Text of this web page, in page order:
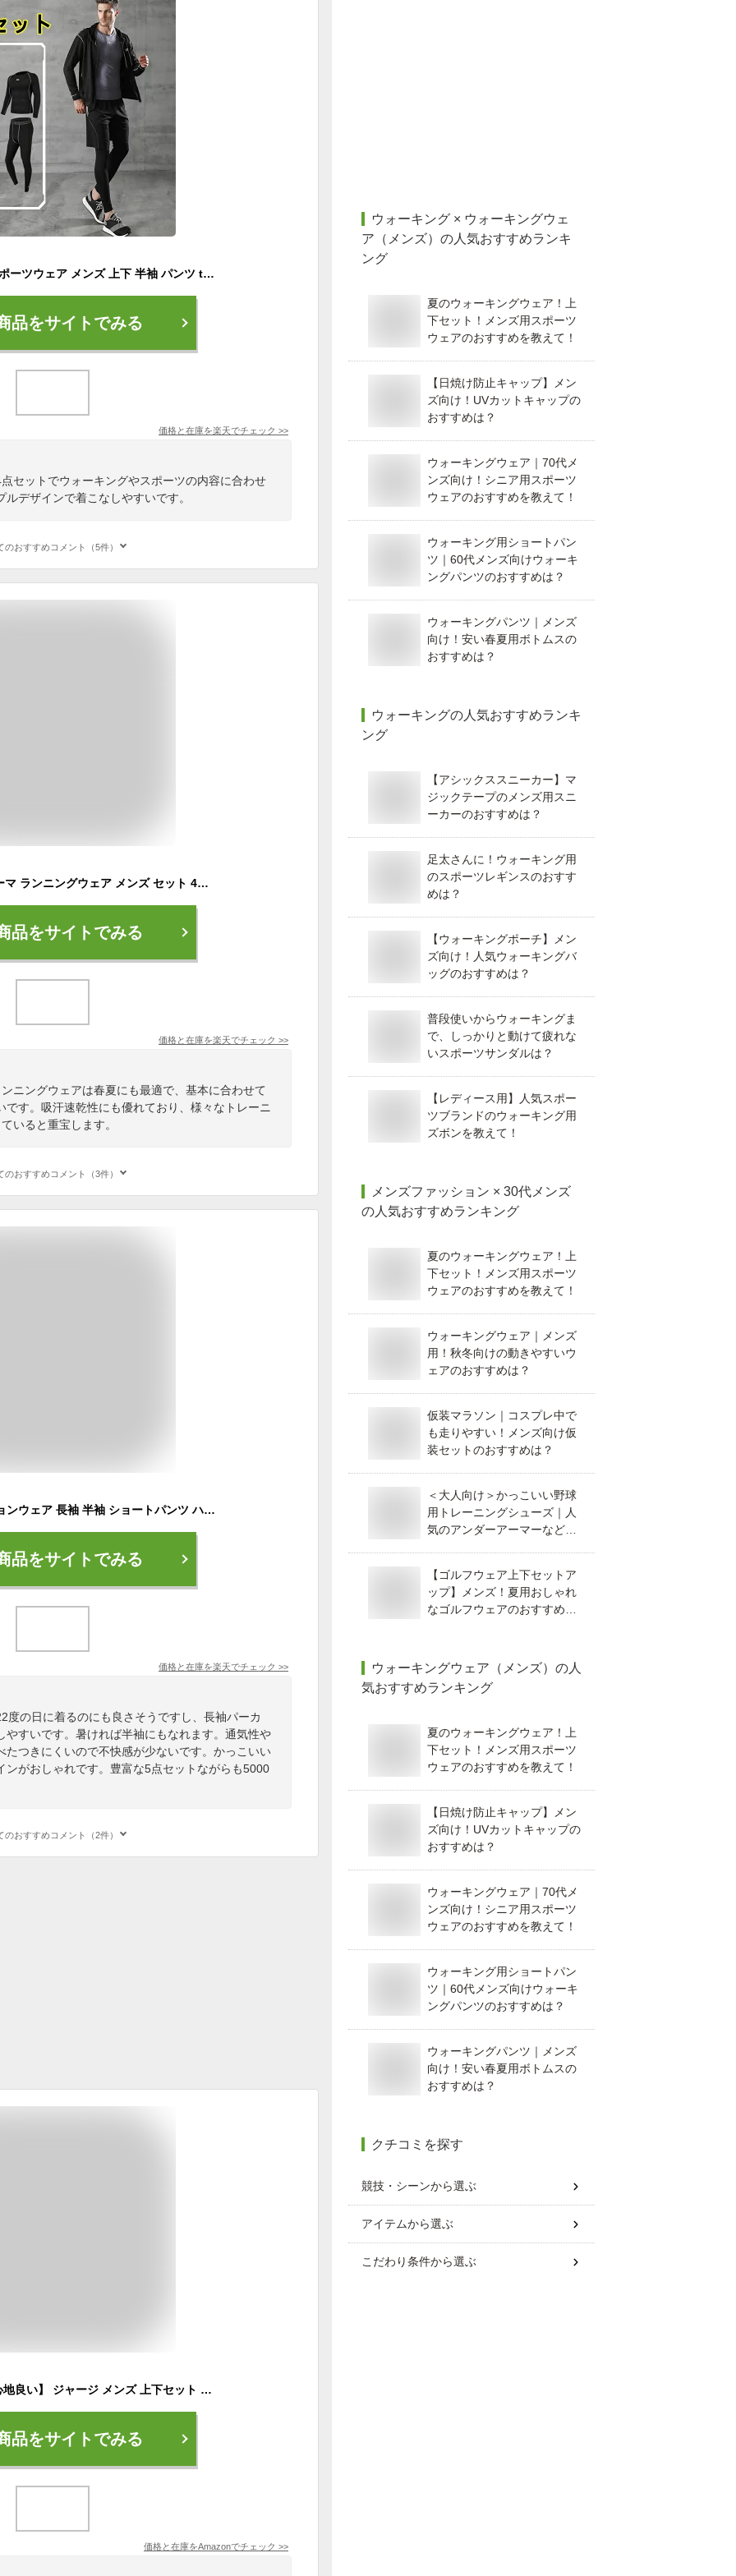
【4点セット限定】スポーツウェア メンズ 上下 半袖 パンツ tシャツ 上下スポーツウェア ジャージ ジャージ上下トレーニングウェア ヨガウェア ジョギング マラソン アウトドア ランニングウェア ウォーキング ヨガウェア ジム ホットヨガウェア 上下セット
品をサイトでみる
価格と在庫を楽天でチェック >>
セットでウォーキングやスポーツの内容に合わせ
デザインで着こなしやすいです。
のおすすめコメント（5件）
プーマ 4点セット プーマ ランニングウェア メンズ セット 4点 半袖Tシャツ パンツ タイツ ソックス 初心者 マラソン シンプル おしゃれ 上下 男性 ジョギング スポーツ ウォーキング 春 夏 秋 冬
品をサイトでみる
価格と在庫を楽天でチェック >>
ニングウェアは春夏にも最適で、基本に合わせて
す。吸汗速乾性にも優れており、様々なトレーニ
いると重宝します。
のおすすめコメント（3件）
メンズ コンプレッションウェア 長袖 半袖 ショートパンツ ハーフパンツ レギンス パーカー 通気性 速乾性 伸縮性 スポーツウェア ジャージ上下トレーニングウェア ヨガウェア ジョギング マラソン アウトドア 吸汗 速乾 ダイエット 夏用 ランニング
品をサイトでみる
価格と在庫を楽天でチェック >>
度の日に着るのにも良さそうですし、長袖パーカ
やすいです。暑ければ半袖にもなれます。通気性や
たつきにくいので不快感が少ないです。かっこいい
ンがおしゃれです。豊富な5点セットながらも5000
のおすすめコメント（2件）
[ベンケ] 【肌触りが心地良い】 ジャージ メンズ 上下セット 長袖 スポーツ おしゃれ セットアップ トレーニングウェア ランニングウェア 春秋 運動 ジム スポーツウェア (ライトグレー M)
品をサイトでみる
価格と在庫をAmazonでチェック >>
ウォーキング × ウォーキングウェ
ア（メンズ） の人気おすすめランキ
ング
夏のウォーキングウェア！上
下セット！メンズ用スポーツ
ウェアのおすすめを教えて！
【日焼け防止キャップ】メン
ズ向け！UVカットキャップの
おすすめは？
ウォーキングウェア｜70代メ
ンズ向け！シニア用スポーツ
ウェアのおすすめを教えて！
ウォーキング用ショートパン
ツ｜60代メンズ向けウォーキ
ングパンツのおすすめは？
ウォーキングパンツ｜メンズ
向け！安い春夏用ボトムスの
おすすめは？
ウォーキングの人気おすすめランキ
ング
【アシックススニーカー】マ
ジックテープのメンズ用スニ
ーカーのおすすめは？
足太さんに！ウォーキング用
のスポーツレギンスのおすす
めは？
【ウォーキングポーチ】メン
ズ向け！人気ウォーキングバ
ッグのおすすめは？
普段使いからウォーキングま
で、しっかりと動けて疲れな
いスポーツサンダルは？
【レディース用】人気スポー
ツブランドのウォーキング用
ズボンを教えて！
メンズファッション × 30代メンズ
の人気おすすめランキング
夏のウォーキングウェア！上
下セット！メンズ用スポーツ
ウェアのおすすめを教えて！
ウォーキングウェア｜メンズ
用！秋冬向けの動きやすいウ
ェアのおすすめは？
仮装マラソン｜コスプレ中で
も走りやすい！メンズ向け仮
装セットのおすすめは？
＜大人向け＞かっこいい野球
用トレーニングシューズ｜人
気のアンダーアーマーなど人
【ゴルフウェア上下セットア
ップ】メンズ！夏用おしゃれ
なゴルフウェアのおすすめ
ウォーキングウェア（メンズ） の人
気おすすめランキング
夏のウォーキングウェア！上
下セット！メンズ用スポーツ
ウェアのおすすめを教えて！
【日焼け防止キャップ】メン
ズ向け！UVカットキャップの
おすすめは？
ウォーキングウェア｜70代メ
ンズ向け！シニア用スポーツ
ウェアのおすすめを教えて！
ウォーキング用ショートパン
ツ｜60代メンズ向けウォーキ
ングパンツのおすすめは？
ウォーキングパンツ｜メンズ
向け！安い春夏用ボトムスの
おすすめは？
クチコミを探す
競技・シーンから選ぶ
アイテムから選ぶ
こだわり条件から選ぶ